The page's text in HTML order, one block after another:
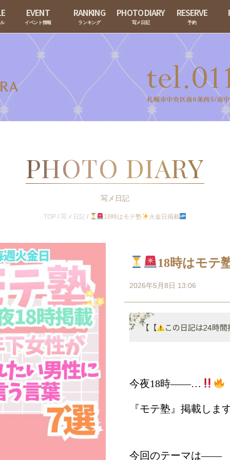
EVENT
イベント情報
RANKING
ランキング
PHOTO DIARY
写メ日記
RESERVE
予約
PHOTO DIARY
写メ日記
TOP / 写メ日記/ 18時はモテ塾 火金日掲載
18時はモテ
2026年5月8日 13:06
今夜18時――…
『モテ塾』掲載しま
今回のテーマは――